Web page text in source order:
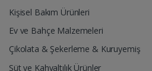
Kişisel Bakım Ürünleri
Ev ve Bahçe Malzemeleri
Çikolata & Şekerleme & Kuruyemiş
Süt ve Kahvaltılık Ürünler